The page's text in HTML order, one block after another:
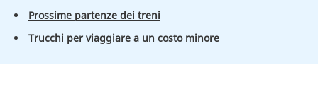
Prossime partenze dei treni
Trucchi per viaggiare a un costo minore